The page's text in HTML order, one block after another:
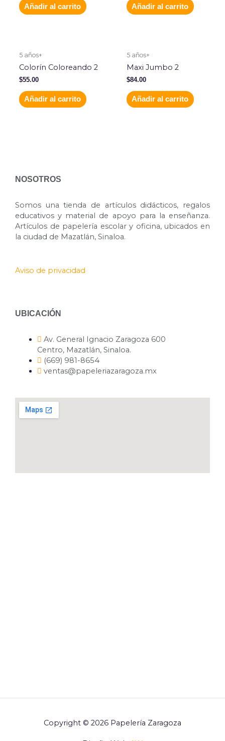
Añadir al carrito Añadir al carrito
5 años+
Colorín Coloreando 2
$55.00
Añadir al carrito
5 años+
Maxi Jumbo 2
$84.00
Añadir al carrito
NOSOTROS
Somos una tienda de artículos didácticos, regalos
educativos y material de apoyo para la enseñanza.
Artículos de papelería escolar y oficina, ubicados en
la ciudad de Mazatlán, Sinaloa.
Aviso de privacidad
UBICACIÓN
Av. General Ignacio Zaragoza 600
Centro, Mazatlán, Sinaloa.
(669) 981-8654
ventas@papeleriazaragoza.mx
Copyright © 2026 Papelería Zaragoza